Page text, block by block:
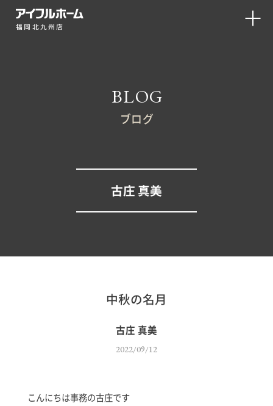
福岡北九州店
BLOG
ブログ
古庄 真美
中秋の名月
古庄 真美
2022/09/12
こんにちは事務の古庄です